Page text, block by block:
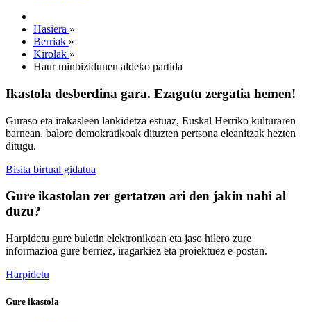
Hasiera »
Berriak »
Kirolak »
Haur minbizidunen aldeko partida
Ikastola desberdina gara. Ezagutu zergatia hemen!
Guraso eta irakasleen lankidetza estuaz, Euskal Herriko kulturaren
barnean, balore demokratikoak dituzten pertsona eleanitzak hezten
ditugu.
Bisita birtual gidatua
Gure ikastolan zer gertatzen ari den jakin nahi al
duzu?
Harpidetu gure buletin elektronikoan eta jaso hilero zure
informazioa gure berriez, iragarkiez eta proiektuez e-postan.
Harpidetu
Gure ikastola